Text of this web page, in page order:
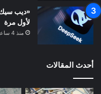
«ديب
لأول مرة
منذ 4 ساعات
أحدث المقالات